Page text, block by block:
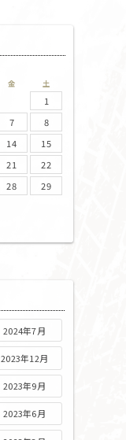
金 土
1
7
8
14
15
21
22
28
29
2024年7月
2023年12月
2023年9月
2023年6月